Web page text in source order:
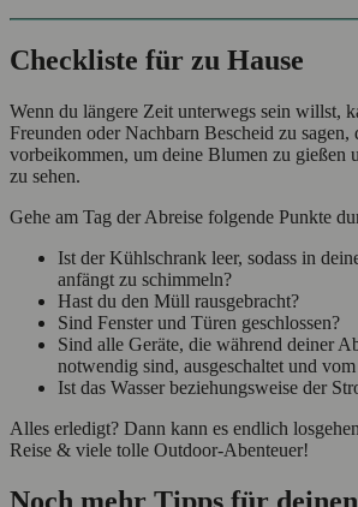
Checkliste für zu Hause
Wenn du längere Zeit unterwegs sein willst,
Freunden oder Nachbarn Bescheid zu sagen,
vorbeikommen, um deine Blumen zu gießen
zu sehen.
Gehe am Tag der Abreise folgende Punkte
Ist der Kühlschrank leer, sodass in
anfängt zu schimmeln?
Hast du den Müll rausgebracht?
Sind Fenster und Türen geschlossen?
Sind alle Geräte, die während deiner
notwendig sind, ausgeschaltet und
Ist das Wasser beziehungsweise der
Alles erledigt? Dann kann es endlich
Reise & viele tolle Outdoor-Abenteuer!